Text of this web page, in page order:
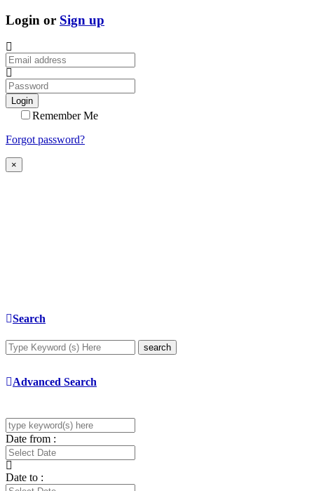
Login or Sign up
Login
Remember Me
Forgot password?
×
Search
search
Advanced Search
Date from :
Date to :